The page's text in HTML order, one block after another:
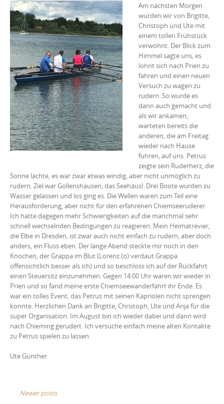
Am nächsten Morgen
wurden wir von Brigitte,
Christoph und Ute mit
einem tollen Frühstück
verwöhnt. Der Blick zum
Himmel sagte uns, es
lohnt sich nach Prien zu
fahren und einen neuen
Versuch zu wagen zu
rudern. So wurde es
dann auch gemacht und
als wir ankamen,
warteten bereits die
anderen, die am Freitag
wieder nach Hause
fuhren, auf uns. Petrus
zeigte sein Ruderherz, die
Sonne lachte, es war zwar etwas windig, aber nicht unmöglich zu
rudern. Ziel war Gollenshausen, das Seehäusl. Drei Boote wurden zu
Wasser gelassen und los ging es. Die Wellen waren zum Teil eine
Herausforderung, aber nicht für den erfahrenen Chiemseeruderer.
Ich hatte dagegen mehr Schwierigkeiten auf die manchmal sehr
schnell wechselnden Bedingungen zu reagieren. Mein Heimatrevier,
die Elbe in Dresden, ist zwar auch nicht einfach zu rudern, aber doch
anders, ein Fluss eben. Der lange Abend steckte mir noch in den
Knochen, der Grappa im Blut (Lorenz (o) verdaut Grappa
offensichtlich besser als ich) und so beschloss ich auf der Rückfahrt
einen Steuersitz einzunehmen. Gegen 14:00 Uhr waren wir wieder in
Prien und so fand meine erste Chiemseewanderfahrt ihr Ende. Es
war ein tolles Event, das Petrus mit seinen Kapriolen nicht sprengen
konnte. Herzlichen Dank an Brigitte, Christoph, Ute und Anja für die
super Organisation. Im August bin ich wieder dabei und dann wird
nach Chieming gerudert. Ich versuche einfach meine alten Kontakte
zu Petrus spielen zu lassen.
Ute Günther
Posts
Newer posts